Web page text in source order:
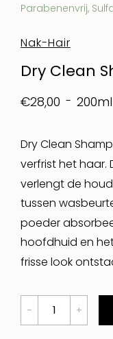
Parabenenvrij,
Nak-Hair
Dry Clean
€28,00 200ml
Dry Clean
verfrist het
verlengt de
tussen
poeder
hoofdhuid en
frisse look